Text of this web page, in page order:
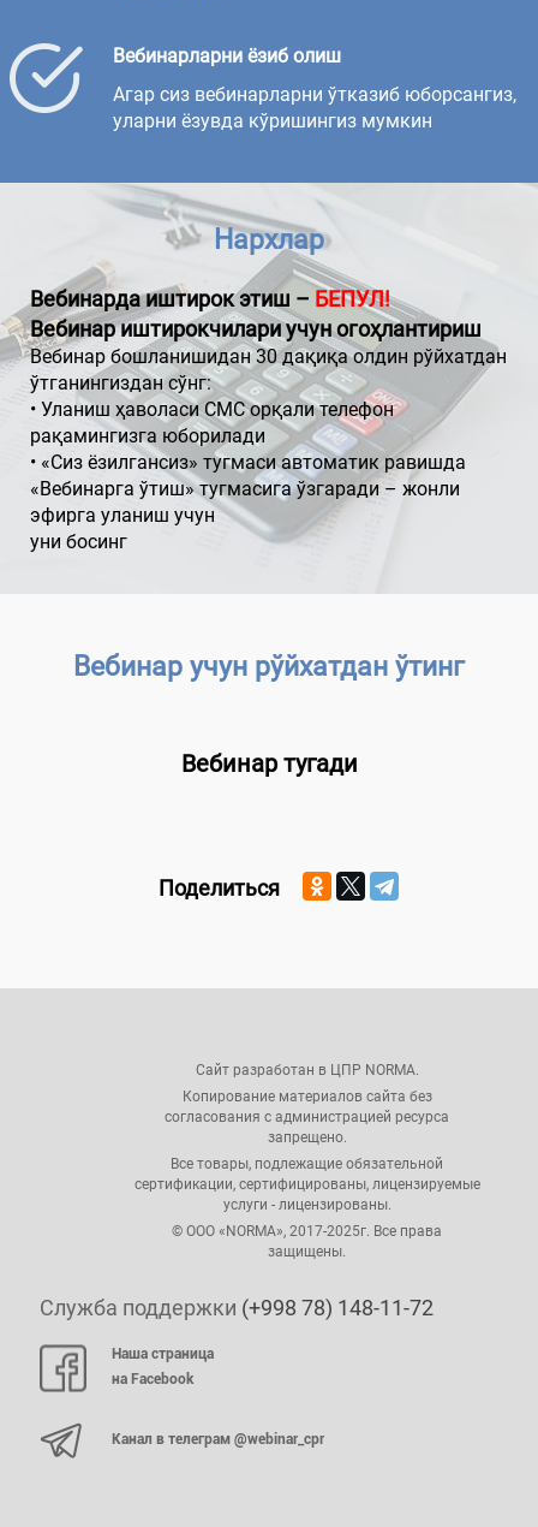
Вебинарларни ёзиб олиш
Агар сиз вебинарларни ўтказиб юборсангиз,
уларни ёзувда кўришингиз мумкин
Нархлар
Вебинарда иштирок этиш – БЕПУЛ!
Вебинар иштирокчилари учун огоҳлантириш
Вебинар бошланишидан 30 дақиқа олдин рўйхатдан
ўтганингиздан сўнг:
• Уланиш ҳаволаси СМС орқали телефон
рақамингизга юборилади
• «Сиз ёзилгансиз» тугмаси автоматик равишда
«Вебинарга ўтиш» тугмасига ўзгаради – жонли
эфирга уланиш учун
уни босинг
Вебинар учун рўйхатдан ўтинг
Вебинар тугади
Поделиться
Сайт разработан в ЦПР NORMA.
Копирование материалов сайта без
согласования с администрацией ресурса
запрещено.
Все товары, подлежащие обязательной
сертификации, сертифицированы, лицензируемые
услуги - лицензированы.
© ООО «NORMA», 2017-2025г. Все права
защищены.
Служба поддержки (+998 78) 148-11-72
Наша страница
на Facebook
Канал в телеграм @webinar_cpr